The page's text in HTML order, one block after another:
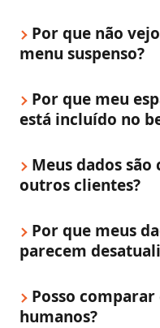
Por que não
menu suspenso?
Por que meu
está incluído no
Meus dados
outros clientes?
Por que meus
parecem
Posso
humanos?